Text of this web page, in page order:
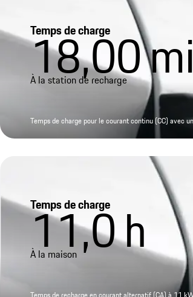
Temps de charge
18,00
À la station de recharge
Temps de charge pour le courant continu (CC) avec
Temps de charge
11,0h
À la maison
Temps de recharge en courant alternatif (CA) à 11